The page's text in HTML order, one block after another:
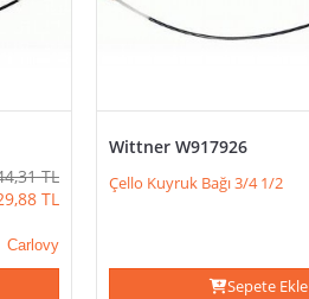
TL
TL
Carlovy
Wittner W917926
Çello Kuyruk Bağı 3/4 1/2
Sepete Ekle